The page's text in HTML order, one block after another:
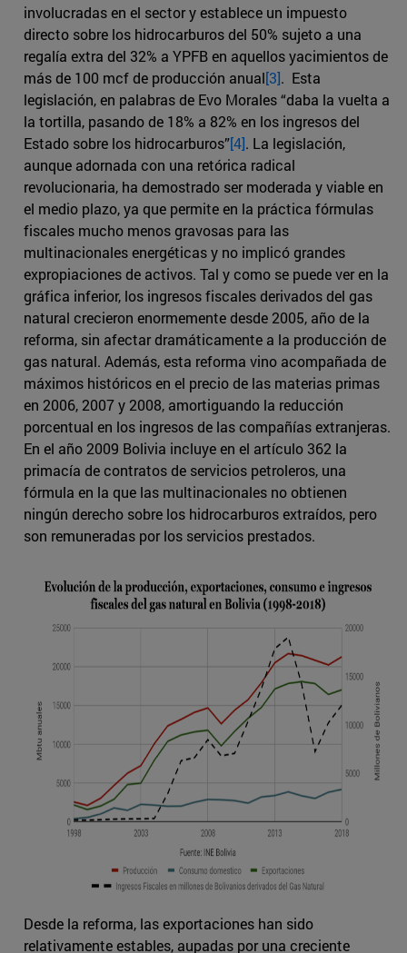
involucradas en el sector y establece un impuesto
directo sobre los hidrocarburos del 50% sujeto a una
regalía extra del 32% a YPFB en aquellos yacimientos de
más de 100 mcf de producción anual[3]. Esta
legislación, en palabras de Evo Morales “daba la vuelta a
la tortilla, pasando de 18% a 82% en los ingresos del
Estado sobre los hidrocarburos”[4]. La legislación,
aunque adornada con una retórica radical
revolucionaria, ha demostrado ser moderada y viable en
el medio plazo, ya que permite en la práctica fórmulas
fiscales mucho menos gravosas para las
multinacionales energéticas y no implicó grandes
expropiaciones de activos. Tal y como se puede ver en la
gráfica inferior, los ingresos fiscales derivados del gas
natural crecieron enormemente desde 2005, año de la
reforma, sin afectar dramáticamente a la producción de
gas natural. Además, esta reforma vino acompañada de
máximos históricos en el precio de las materias primas
en 2006, 2007 y 2008, amortiguando la reducción
porcentual en los ingresos de las compañías extranjeras.
En el año 2009 Bolivia incluye en el artículo 362 la
primacía de contratos de servicios petroleros, una
fórmula en la que las multinacionales no obtienen
ningún derecho sobre los hidrocarburos extraídos, pero
son remuneradas por los servicios prestados.
Desde la reforma, las exportaciones han sido
relativamente estables, aupadas por una creciente